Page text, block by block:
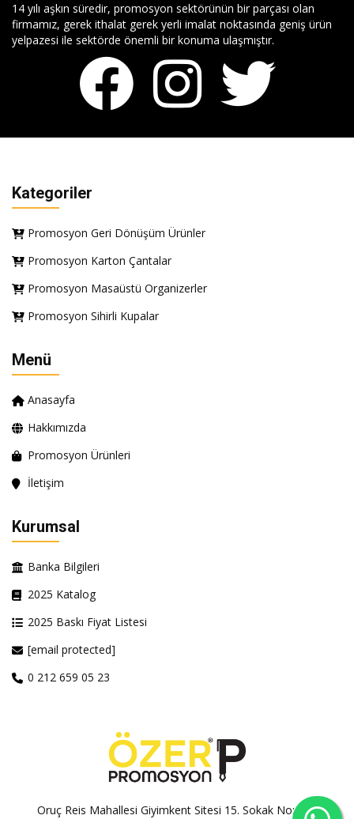
14 yılı aşkın süredir, promosyon sektörünün bir parçası olan
firmamız, gerek ithalat gerek yerli imalat noktasında geniş ürün
yelpazesi ile sektörde önemli bir konuma ulaşmıştır.
Kategoriler
Promosyon Geri Dönüşüm Ürünler
Promosyon Karton Çantalar
Promosyon Masaüstü Organizerler
Promosyon Sihirli Kupalar
Menü
Anasayfa
Hakkımızda
Promosyon Ürünleri
İletişim
Kurumsal
Banka Bilgileri
2025 Katalog
2025 Baskı Fiyat Listesi
[email protected]
0 212 659 05 23
Oruç Reis Mahallesi Giyimkent Sitesi 15. Sokak No:100A-